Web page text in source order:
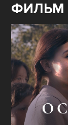
ФИЛЬМ